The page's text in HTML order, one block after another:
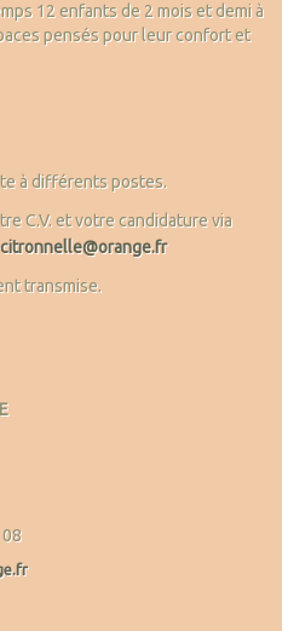
12 enfants de 2 mois et demi à
pensés pour leur confort et
à différents postes.
C.V. et votre candidature via
transmise.
08